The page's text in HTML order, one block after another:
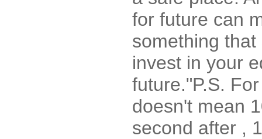
for future can
something
invest in your
future."P.S.
doesn't mean
second after ,